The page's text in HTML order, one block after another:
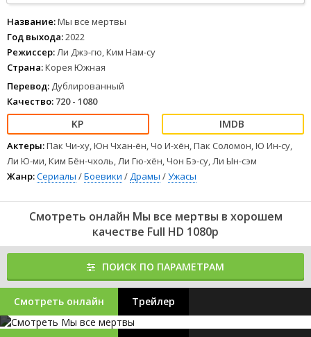
объявить карантин, - в полицию. Но зомбивирусная инфекция
уже передалась школьной медсестре и начала быстро
захватывать учащихся, и теперь, чтобы не попасться на зубок
бывшим одноклассникам, немногочисленным выжившим
придется проявить все свои навыки и смекалку.
12 34 5 6 78
Название:Мы все мертвы
Год выхода:2022
Режиссер:Ли Джэ-гю, Ким Нам-су
Страна:Корея Южная
Перевод: Дублированный
Качество: 720 - 1080
Актеры:Пак Чи-ху, Юн Чхан-ён, Чо И-хён, Пак Соломон, Ю Ин-су,
Ли Ю-ми, Ким Бён-чхоль, Ли Гю-хён, Чон Бэ-су, Ли Ын-сэм
Жанр:Сериалы /Боевики /Драмы /Ужасы
Смотреть онлайн Мы все мертвы в хорошем
качестве Full HD 1080p
ПОИСК ПО ПАРАМЕТРАМ
Смотреть онлайн Трейлер